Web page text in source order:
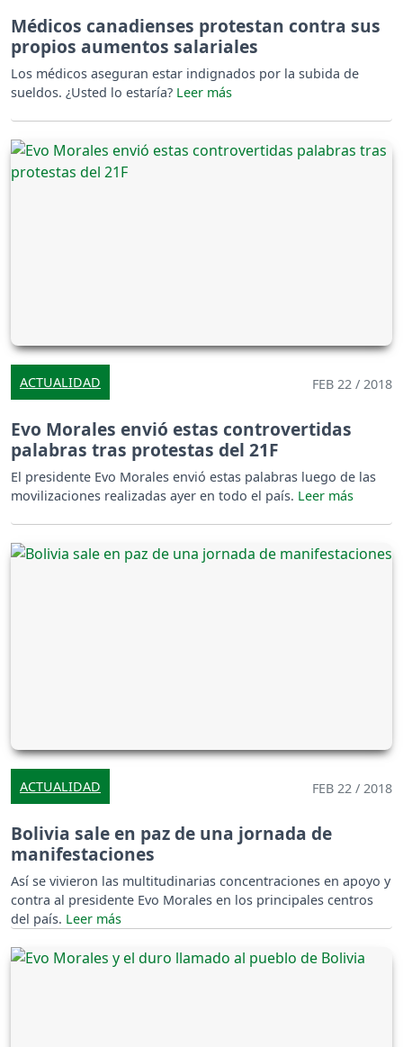
Médicos canadienses protestan contra sus
propios aumentos salariales
Los médicos aseguran estar indignados por la subida de
sueldos. ¿Usted lo estaría?
ACTUALIDAD FEB 22 / 2018
Evo Morales envió estas controvertidas
palabras tras protestas del 21F
El presidente Evo Morales envió estas palabras luego de las
movilizaciones realizadas ayer en todo el país.
ACTUALIDAD FEB 22 / 2018
Bolivia sale en paz de una jornada de
manifestaciones
Así se vivieron las multitudinarias concentraciones en apoyo y
contra al presidente Evo Morales en los principales centros
del país.